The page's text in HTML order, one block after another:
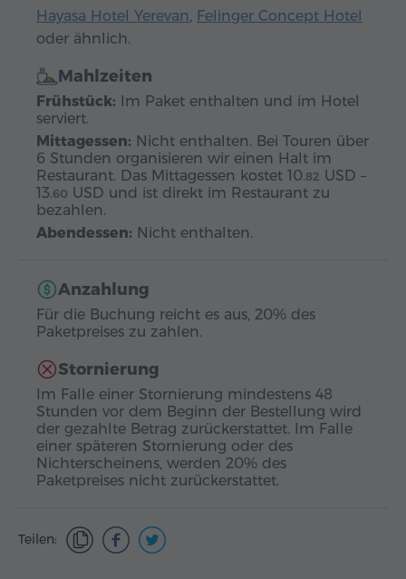
Hayasa Hotel Yerevan, Felinger Concept Hotel
oder ähnlich.
Mahlzeiten
Frühstück: Im Paket enthalten und im Hotel
serviert.
Mittagessen: Nicht enthalten. Bei Touren über
6 Stunden organisieren wir einen Halt im
Restaurant. Das Mittagessen kostet 10.82 USD –
13.60 USD und ist direkt im Restaurant zu
bezahlen.
Abendessen: Nicht enthalten.
Anzahlung
Für die Buchung reicht es aus, 20% des
Paketpreises zu zahlen.
Stornierung
Im Falle einer Stornierung mindestens 48
Stunden vor dem Beginn der Bestellung wird
der gezahlte Betrag zurückerstattet. Im Falle
einer späteren Stornierung oder des
Nichterscheinens, werden 20% des
Paketpreises nicht zurückerstattet.
Teilen: